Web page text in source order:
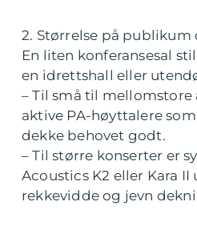
2. Størrelse på publikum
En liten konferansesal
en idrettshall eller
– Til små til mellomstore
aktive PA-høyttalere som
dekke behovet godt.
– Til større konserter er
Acoustics K2 eller Kara
rekkevidde og jevn